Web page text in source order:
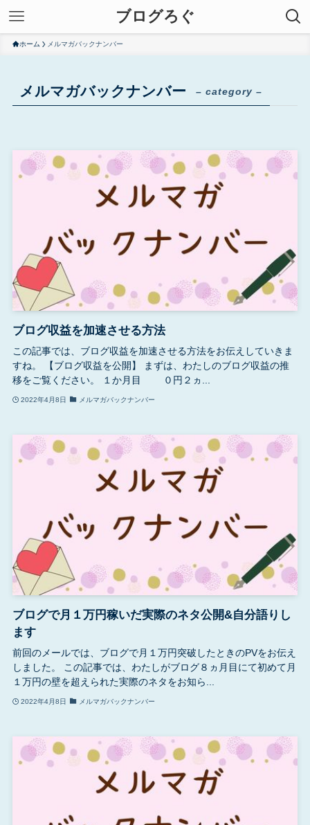
ブログろぐ
ホーム メルマガバックナンバー
メルマガバックナンバー – category –
ブログ収益を加速させる方法
この記事では、ブログ収益を加速させる方法をお伝えしていきま
すね。 【ブログ収益を公開】 まずは、わたしのブログ収益の推
移をご覧ください。 １か月目 ０円２ヵ...
2022年4月8日 メルマガバックナンバー
ブログで月１万円稼いだ実際のネタ公開&自分語りし
ます
前回のメールでは、ブログで月１万円突破したときのPVをお伝え
しました。 この記事では、わたしがブログ８ヵ月目にて初めて月
１万円の壁を超えられた実際のネタをお知ら...
2022年4月8日 メルマガバックナンバー